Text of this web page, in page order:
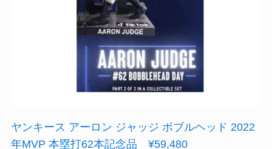
ヤンキース アーロン ジャッジ ボブルヘッド 2022
年MVP 本塁打62本記念品 ¥59,480